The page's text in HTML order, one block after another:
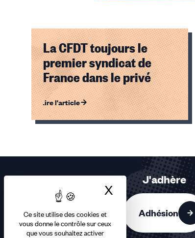
Ce site utilise des cookies et
vous donne le contrôle sur ceux
que vous souhaitez activer
X Masquer le
La CFDT toujours le
premier syndicat de
France dans le privé
Lire l'article
Éléments
accessibles
J'adhère
Adhésion